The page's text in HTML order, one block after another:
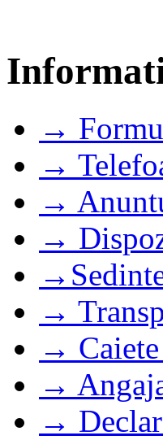
→
→
→
→
→
→
→
→